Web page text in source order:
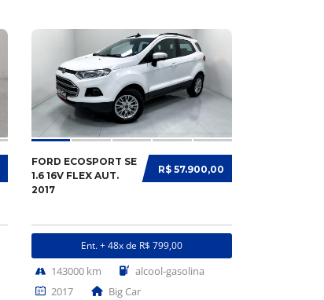
R$ 57.900,00
FORD ECOSPORT SE
1.6 16V FLEX AUT.
2017
Ent. + 48x de R$ 799,00
143000 km
alcool-gasolina
2017
Big Car